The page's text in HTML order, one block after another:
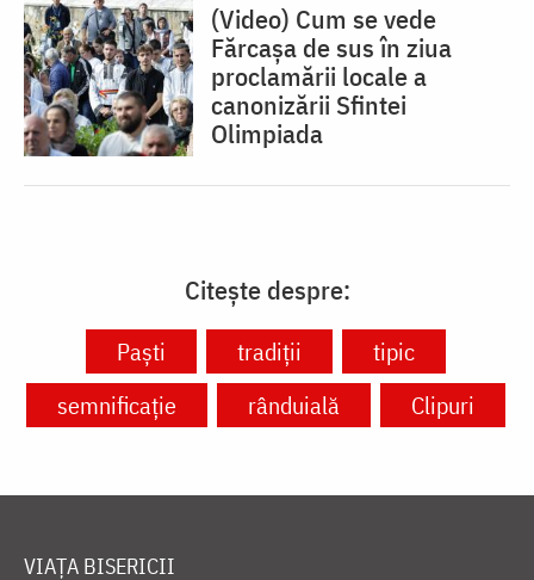
(Video) Cum se vede
Fărcașa de sus în ziua
proclamării locale a
canonizării Sfintei
Olimpiada
Citește despre:
Paști tradiții
tipic
semnificație
rânduială Clipuri
VIAȚA BISERICII